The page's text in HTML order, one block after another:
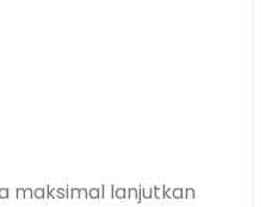
maksimal lanjutkan